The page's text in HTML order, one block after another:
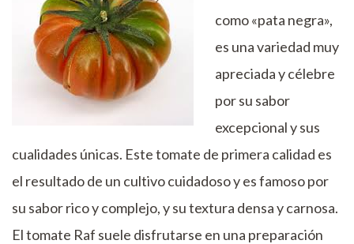
como «pata negra»,
es una variedad muy
apreciada y célebre
por su sabor
excepcional y sus
cualidades únicas. Este tomate de primera calidad es
el resultado de un cultivo cuidadoso y es famoso por
su sabor rico y complejo, y su textura densa y carnosa.
El tomate Raf suele disfrutarse en una preparación